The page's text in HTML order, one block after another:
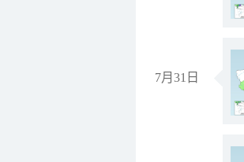
7月31日